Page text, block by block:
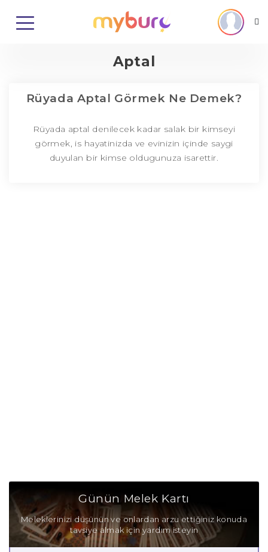
Aptal
Rüyada Aptal Görmek Ne Demek?
Rüyada aptal denilecek kadar salak bir kimseyi
görmek, is hayatinizda ve evinizin içinde saygi
duyulan bir kimse oldugunuza isarettir.
Günün Melek Kartı
Meleklerinizi düşünün ve onlardan arzu ettiğiniz konuda
tavsiye almak için yardım isteyin